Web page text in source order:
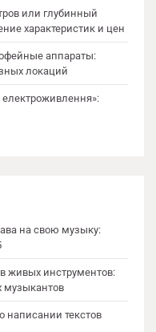
или глубинный
характеристик и цен
аппараты:
локаций
електроживлення»:
на свою музыку:
живых инструментов:
музыкантов
написании текстов